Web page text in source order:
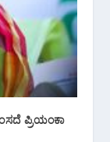
ಪ್ರಿಯಂಕಾ